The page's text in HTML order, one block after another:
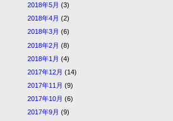
2018年5月 (3)
2018年4月 (2)
2018年3月 (6)
2018年2月 (8)
2018年1月 (4)
2017年12月 (14)
2017年11月 (9)
2017年10月 (6)
2017年9月 (9)